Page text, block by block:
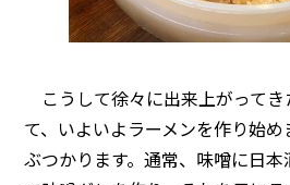
こうして徐々に出来上がって
て、いよいよラーメンを作り始
ぶつかります。通常、味噌に日